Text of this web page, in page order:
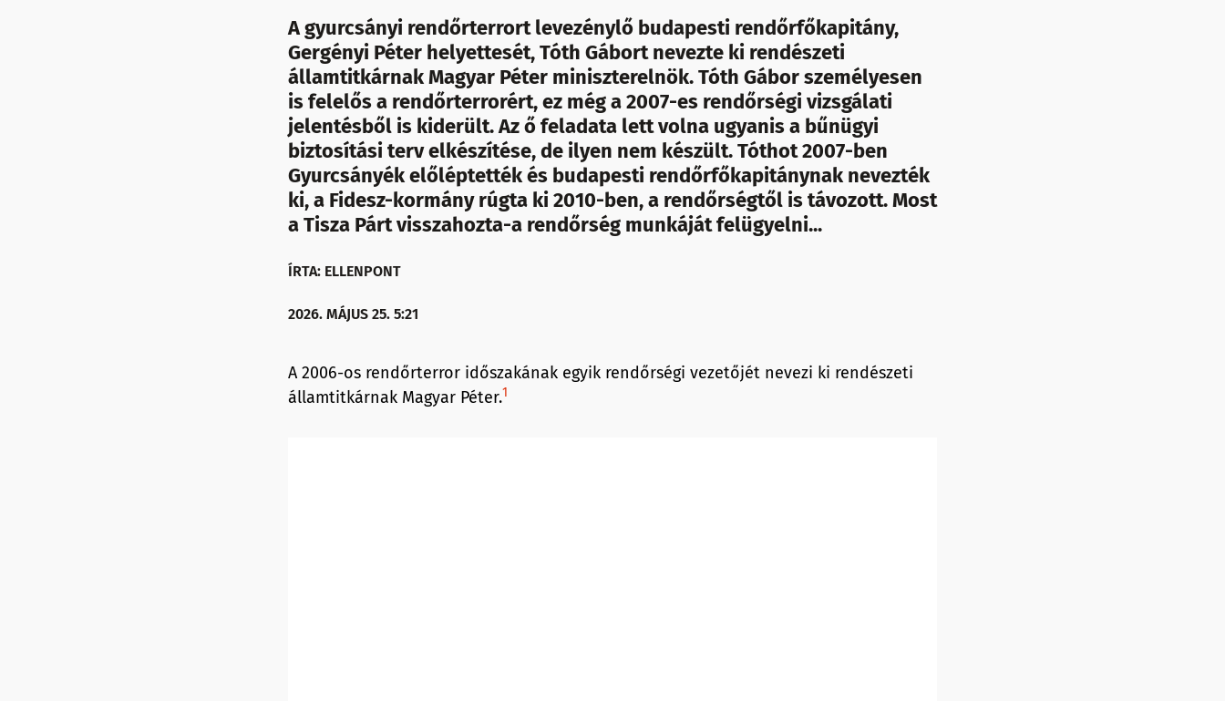
A gyurcsányi rendőrterrort levezénylő budapesti rendőrfőkapitány,
Gergényi Péter helyettesét, Tóth Gábort nevezte ki rendészeti
államtitkárnak Magyar Péter miniszterelnök. Tóth Gábor személyesen
is felelős a rendőrterrorért, ez még a 2007-es rendőrségi vizsgálati
jelentésből is kiderült. Az ő feladata lett volna ugyanis a bűnügyi
biztosítási terv elkészítése, de ilyen nem készült. Tóthot 2007-ben
Gyurcsányék előléptették és budapesti rendőrfőkapitánynak nevezték
ki, a Fidesz-kormány rúgta ki 2010-ben, a rendőrségtől is távozott. Most
a Tisza Párt visszahozta-a rendőrség munkáját felügyelni...
ÍRTA: ELLENPONT
2026. MÁJUS 25. 5:21
A 2006-os rendőrterror időszakának egyik rendőrségi vezetőjét nevezi ki rendészeti
államtitkárnak Magyar Péter.1